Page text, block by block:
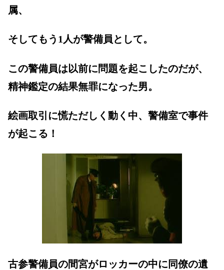
属、
そしてもう1人が警備員として。
この警備員は以前に問題を起こしたのだが、
精神鑑定の結果無罪になった男。
絵画取引に慌ただしく動く中、警備室で事件
が起こる！
古参警備員の間宮がロッカーの中に同僚の遺